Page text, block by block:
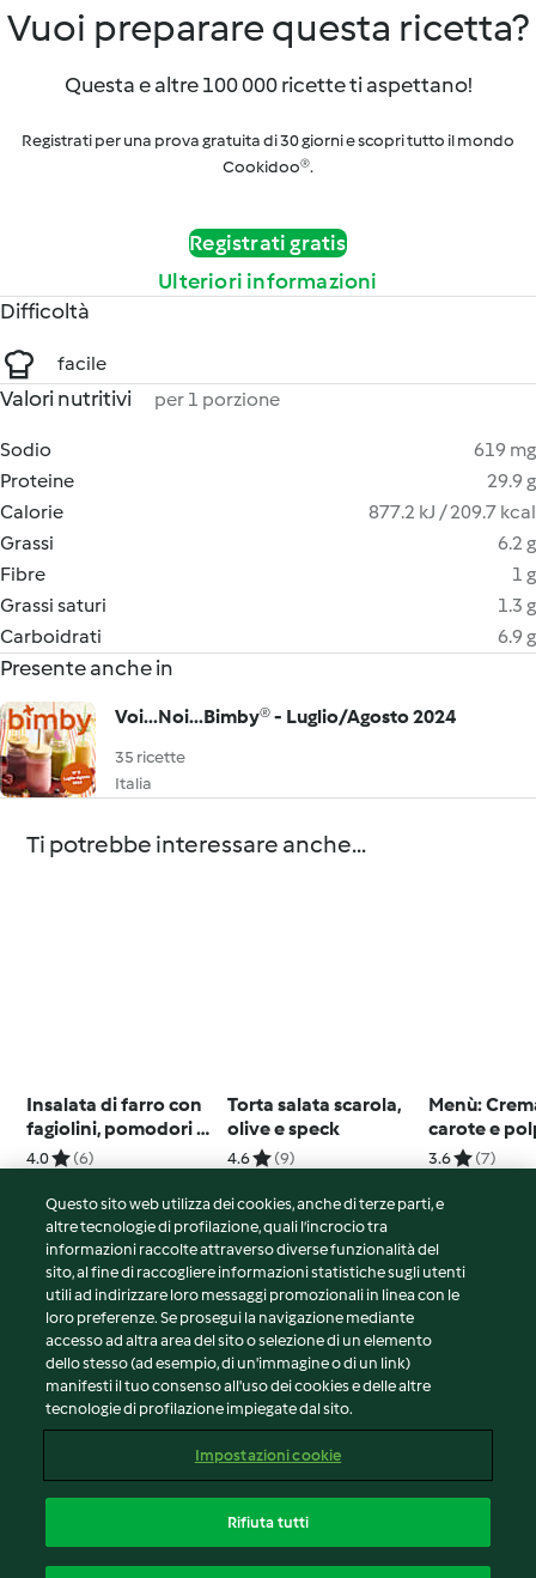
Vuoi preparare questa ricetta?
Questa e altre 100 000 ricette ti aspettano!
Registrati per una prova gratuita di 30 giorni e scopri tutto il mondo
Cookidoo®.
Registrati gratis
Ulteriori informazioni
Difficoltà
facile
Valori nutritivi per 1 porzione
Sodio
619 mg
Proteine
29.9 g
Calorie
877.2 kJ / 209.7 kcal
Grassi
6.2 g
Fibre
1 g
Grassi saturi
1.3 g
Carboidrati
6.9 g
Presente anche in
Voi...Noi...Bimby® - Luglio/Agosto 2024
35 ricette
Italia
Ti potrebbe interessare anche...
Insalata di farro con
fagiolini, pomodori e
calamaretti
4.0 (6)
Torta salata scarola,
olive e speck
4.6 (9)
Menù:
carote e
vitello
3.6 (7)
© Copyright 2026
Termini del servizio
Informativa sulla privacy
Avvertenze generali
Note legali
Contenuto del rapporto
Dichiarazione di accessibilità
Questo sito web utilizza dei cookies, anche di terze parti, e
altre tecnologie di profilazione, quali l’incrocio tra
informazioni raccolte attraverso diverse funzionalità del
sito, al fine di raccogliere informazioni statistiche sugli utenti
utili ad indirizzare loro messaggi promozionali in linea con le
loro preferenze. Se prosegui la navigazione mediante
accesso ad altra area del sito o selezione di un elemento
dello stesso (ad esempio, di un'immagine o di un link)
manifesti il tuo consenso all'uso dei cookies e delle altre
tecnologie di profilazione impiegate dal sito.
Impostazioni cookie
Rifiuta tutti